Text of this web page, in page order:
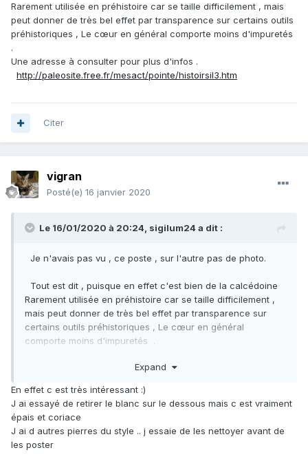
Rarement utilisée en préhistoire car se taille difficilement , mais
peut donner de très bel effet par transparence sur certains outils
préhistoriques , Le cœur en général comporte moins d'impuretés
.
Une adresse à consulter pour plus d'infos .
http://paleosite.free.fr/mesact/pointe/histoirsil3.htm
Citer
vigran
Posté(e) 16 janvier 2020
Le 16/01/2020 à 20:24, sigilum24 a dit :
Je n'avais pas vu , ce poste , sur l'autre pas de photo.
Tout est dit , puisque en effet c'est bien de la calcédoine
Rarement utilisée en préhistoire car se taille difficilement ,
mais peut donner de très bel effet par transparence sur
certains outils préhistoriques , Le cœur en général
comporte moins d'impuretés .
http://paleosite.free.fr/mesact/pointe/histoirsil3.htm
Expand
En effet c est très intéressant :)
J ai essayé de retirer le blanc sur le dessous mais c est vraiment
épais et coriace
J ai d autres pierres du style .. j essaie de les nettoyer avant de
les poster